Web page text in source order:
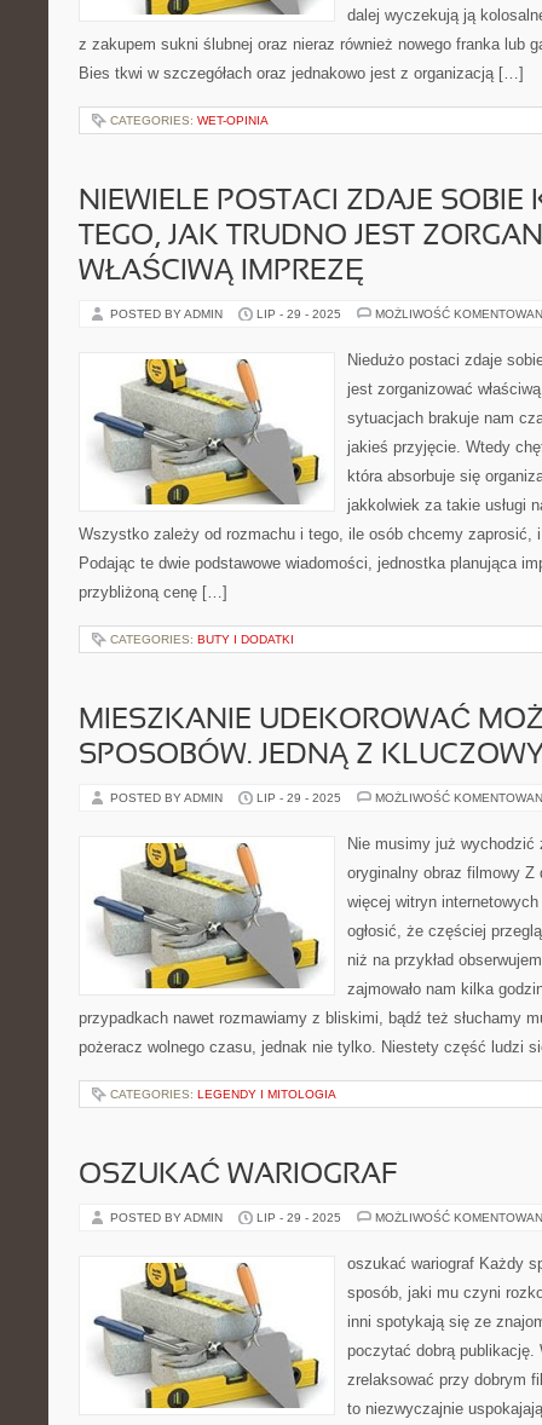
dalej wyczekują ją
z zakupem sukni ślubnej oraz nieraz również nowego franka lub
Bies tkwi w szczegółach oraz jednakowo jest z organizacją […]
CATEGORIES: WET-OPINIA
NIEWIELE POSTACI ZDAJE SOBIE
TEGO, JAK TRUDNO JEST
WŁAŚCIWĄ IMPREZĘ
POSTED BY ADMIN LIP - 29 - 2025 MOŻLIWOŚĆ
Niedużo postaci zdaje
jest zorganizować
sytuacjach brakuje nam
jakieś przyjęcie. Wtedy
która absorbuje się
jakkolwiek za takie usługi
Wszystko zależy od rozmachu i tego, ile osób chcemy zaprosić,
Podając te dwie podstawowe wiadomości, jednostka planująca
przybliżoną cenę […]
CATEGORIES: BUTY I DODATKI
MIESZKANIE UDEKOROWAĆ
SPOSOBÓW. JEDNĄ Z
POSTED BY ADMIN LIP - 29 - 2025 MOŻLIWOŚĆ
Nie musimy już
oryginalny obraz filmowy Z
więcej witryn
ogłosić, że częściej
niż na przykład
zajmowało nam kilka
przypadkach nawet rozmawiamy z bliskimi, bądź też słuchamy
pożeracz wolnego czasu, jednak nie tylko. Niestety część ludzi
CATEGORIES: LEGENDY I MITOLOGIA
OSZUKAĆ WARIOGRAF
POSTED BY ADMIN LIP - 29 - 2025 MOŻLIWOŚĆ
oszukać wariograf Każdy
sposób, jaki mu czyni
inni spotykają się ze
poczytać dobrą publikację.
zrelaksować przy dobrym
to niezwyczajnie